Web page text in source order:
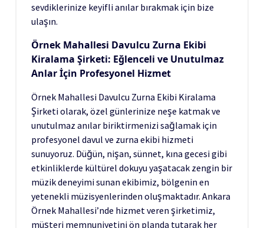
sevdiklerinize keyifli anılar bırakmak için bize
ulaşın.
Örnek Mahallesi Davulcu Zurna Ekibi
Kiralama Şirketi: Eğlenceli ve Unutulmaz
Anlar İçin Profesyonel Hizmet
Örnek Mahallesi Davulcu Zurna Ekibi Kiralama
Şirketi olarak, özel günlerinize neşe katmak ve
unutulmaz anılar biriktirmenizi sağlamak için
profesyonel davul ve zurna ekibi hizmeti
sunuyoruz. Düğün, nişan, sünnet, kına gecesi gibi
etkinliklerde kültürel dokuyu yaşatacak zengin bir
müzik deneyimi sunan ekibimiz, bölgenin en
yetenekli müzisyenlerinden oluşmaktadır. Ankara
Örnek Mahallesi’nde hizmet veren şirketimiz,
müşteri memnuniyetini ön planda tutarak her